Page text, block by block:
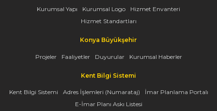
Kurumsal Yapı Kurumsal Logo
Hizmet Envanteri
Hizmet Standartları
Konya Büyükşehir
Projeler Faaliyetler Duyurular Kurumsal Haberler
Kent Bilgi Sistemi
Kent Bilgi Sistemi Adres İşlemleri (Numarataj)
İmar Planlama Portalı
E-İmar Planı Askı Listesi